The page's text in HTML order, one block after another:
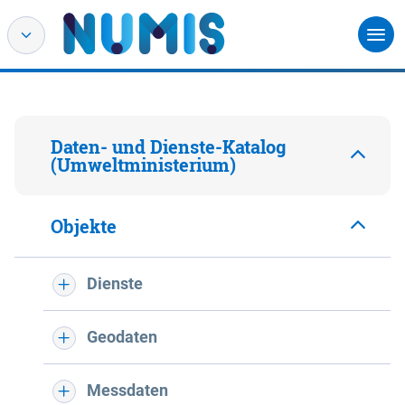
Daten- und Dienste-Katalog
(Umweltministerium)
Objekte
Dienste
Geodaten
Messdaten